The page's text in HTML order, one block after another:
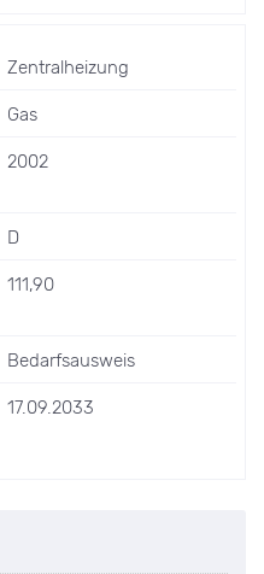
Zentralheizung
Gas
2002
D
111,90
Bedarfsausweis
17.09.2033